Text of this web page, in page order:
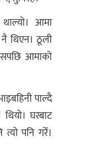
आमा
थिएन। ठूली
आमाको
पाल्दै
घरबाट
पनि गरेँ।